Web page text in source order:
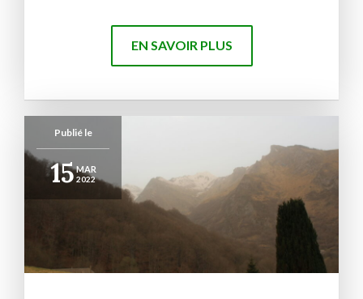
EN SAVOIR PLUS
Publié le
15MAR
2022